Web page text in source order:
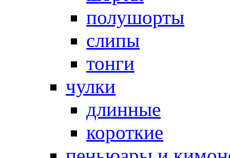
полушорты
слипы
тонги
чулки
длинные
короткие